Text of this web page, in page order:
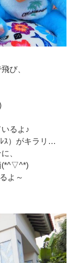
び、
るよ♪
ﾚｽ）がキラリ…
、
(*^▽^*)
よ～